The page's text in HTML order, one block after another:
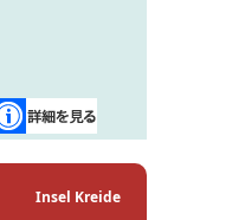
Insel Kreide